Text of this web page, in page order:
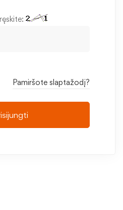
Pamiršote slaptažodį?